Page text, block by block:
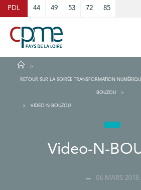
PDL 44 49 53 72 85
RETOUR SUR LA SOIRÉE TRANSFORMATION
BOUZOU
VIDEO-N-BOUZOU
Video-N-
06 MARS 2018
Cookies management panel